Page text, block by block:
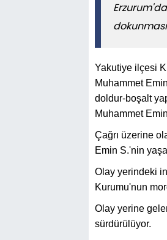
Yakutiye ilçesi
Muhammet
doldur-boşalt
Muhammet
Çağrı üzerine
Emin S.'nin
Olay yerindeki
Kurumu'nun
Olay yerine
sürdürülüyor.